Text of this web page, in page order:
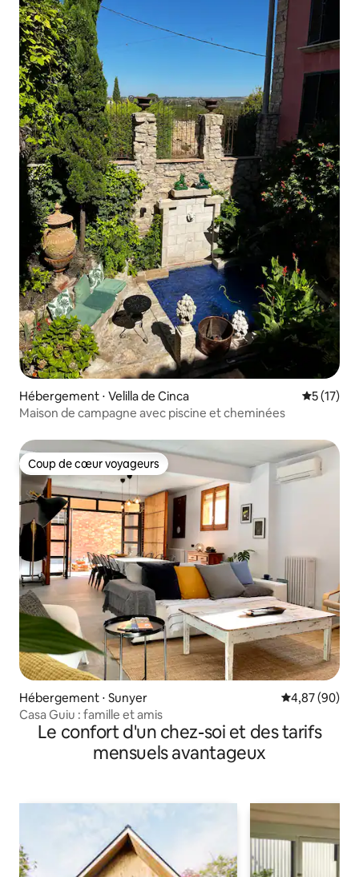
Hébergement ⋅ Velilla de Cinca
5 (17)
Maison de campagne avec piscine et cheminées
Coup de cœur voyageurs
Coup de cœur voyageurs
Hébergement ⋅ Sunyer Évaluation
4,87 (90)
Casa Guiu : famille et amis
Le confort d'un chez-soi et des tarifs
mensuels avantageux